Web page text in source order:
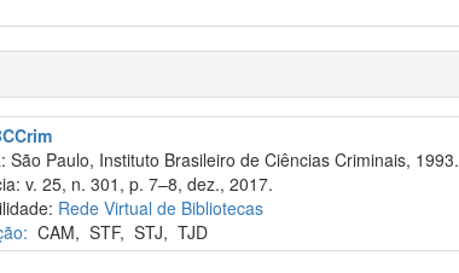
São Paulo, Instituto Brasileiro de Ciências Criminais, 1993.
v. 25, n. 301, p. 7–8, dez., 2017.
Rede Virtual de Bibliotecas
CAM,STF,STJ,TJD